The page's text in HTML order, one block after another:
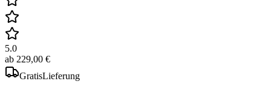
5.0
ab 229,00 €
GratisLieferung